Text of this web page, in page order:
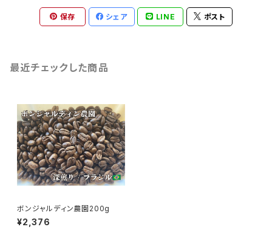
保存 シェア LINE ポスト
最近チェックした商品
ボンジャルディン農園200g
¥2,376